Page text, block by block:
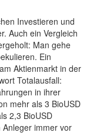
Investieren und
Auch ein Vergleich
Man gehe
Ein
Aktienmarkt in der
Totalausfall:
in ihrer
mehr als 3 BioUSD
2,3 BioUSD
immer vor